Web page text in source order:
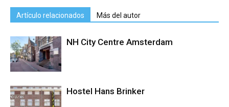
Artículo relacionados Más del autor
NH City Centre Amsterdam
Hostel Hans Brinker